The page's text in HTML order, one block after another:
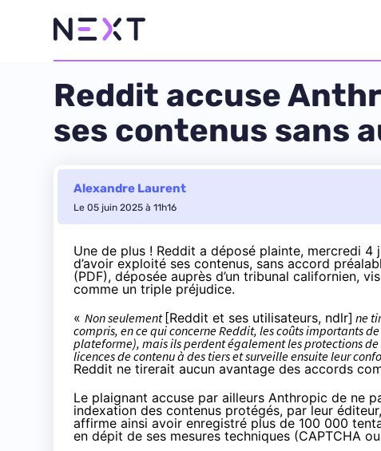
Reddit accuse
ses contenus sans
Alexandre Laurent
Le 05 juin 2025 à 11h16
Une de plus ! Reddit a déposé plainte, mercredi 4
d’avoir exploité ses contenus, sans accord
(PDF), déposée auprès d’un tribunal californien,
comme un triple préjudice.
« Non seulement [Reddit et ses utilisateurs, ndlr] ne
compris, en ce qui concerne Reddit, les coûts importants
plateforme), mais ils perdent également les protections
licences de contenu à des tiers et surveille ensuite leur
Reddit ne tirerait aucun avantage des accords
Le plaignant accuse par ailleurs Anthropic de ne
indexation des contenus protégés, par leur
affirme ainsi avoir enregistré plus de 100 000
en dépit de ses mesures techniques (CAPTCHA